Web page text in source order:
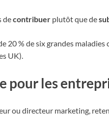
decontribuer plutôt que de
20 % de six grandes maladies
UK).
pour les
ou directeur marketing,